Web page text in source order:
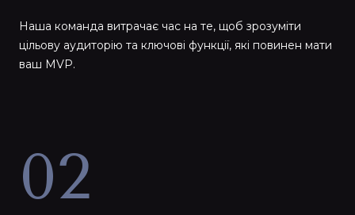
Наша команда витрачає час на те, щоб зрозуміти
цільову аудиторію та ключові функції, які повинен мати
ваш MVP.
02